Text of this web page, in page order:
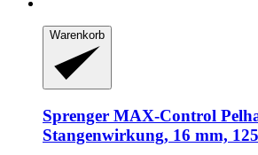
Warenkorb
Sprenger MAX-​Control
Stangenwirkung, 16 mm,